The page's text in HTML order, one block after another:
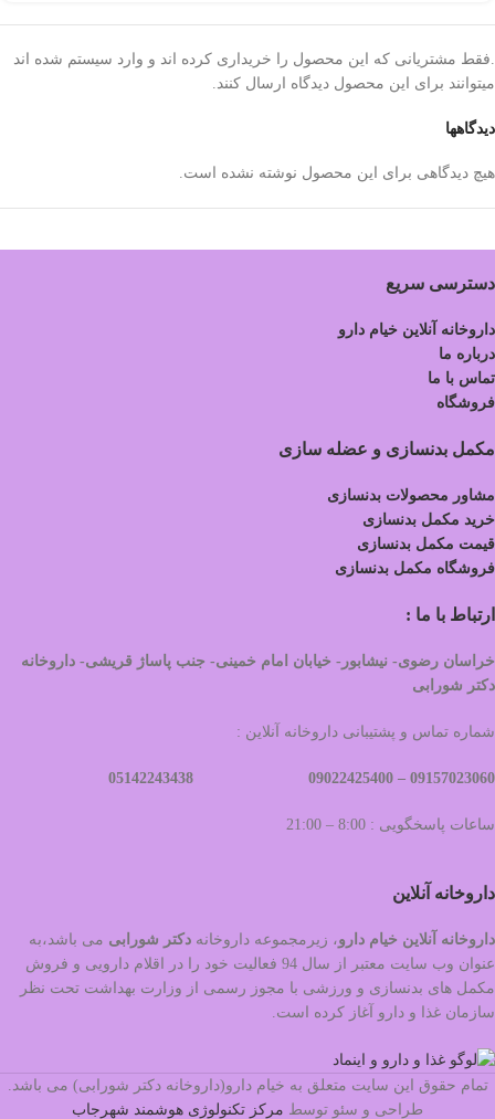
دیدگاهها
هیچ دیدگاهی برای این محصول نوشته نشده است.
.فقط مشتریانی که این محصول را خریداری کرده اند و وارد سیستم شده اند
میتوانند برای این محصول دیدگاه ارسال کنند.
دسترسی سریع
داروخانه آنلاین خیام دارو
درباره ما
تماس با ما
فروشگاه
مکمل بدنسازی و عضله سازی
مشاور محصولات بدنسازی
خرید مکمل بدنسازی
قیمت مکمل بدنسازی
فروشگاه مکمل بدنسازی
ارتباط با ما :
خراسان رضوی- نیشابور- خیابان امام خمینی- جنب پاساژ قریشی- داروخانه
دکتر شورابی
شماره تماس و پشتیبانی داروخانه آنلاین :
09157023060 –
ساعات پاسخگویی : 8:00 – 21:00
داروخانه آنلاین
داروخانه آنلاین خیام دارو، زیرمجموعه داروخانه دکتر شورابی می باشد،به
عنوان وب سایت معتبر از سال 94 فعالیت خود را در اقلام دارویی و فروش
مکمل های بدنسازی و ورزشی با مجوز رسمی از وزارت بهداشت تحت نظر
سازمان غذا و دارو آغاز کرده است.
تمام حقوق این سایت متعلق به خیام دارو(داروخانه دکتر شورابی) می باشد.
طراحی و سئو توسط مرکز تکنولوژی هوشمند شهرجاب